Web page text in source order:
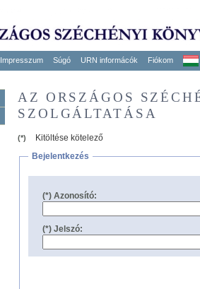
Impresszum Súgó URN informácók Fiókom
AZ ORSZÁGOS
SZOLGÁLTATÁSA
(*)
Kitöltése kötelező
Bejelentkezés
(*) Azonosító:
(*) Jelszó: